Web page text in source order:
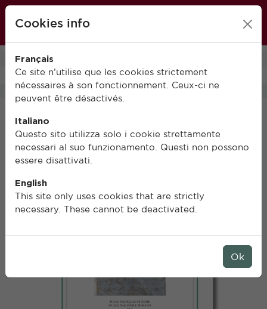
Cookies info
Français
Ce site n’utilise que les cookies strictement
nécessaires à son fonctionnement. Ceux-ci ne
peuvent être désactivés.
Italiano
Questo sito utilizza solo i cookie strettamente
necessari al suo funzionamento. Questi non possono
essere disattivati.
English
This site only uses cookies that are strictly
necessary. These cannot be deactivated.
Ok